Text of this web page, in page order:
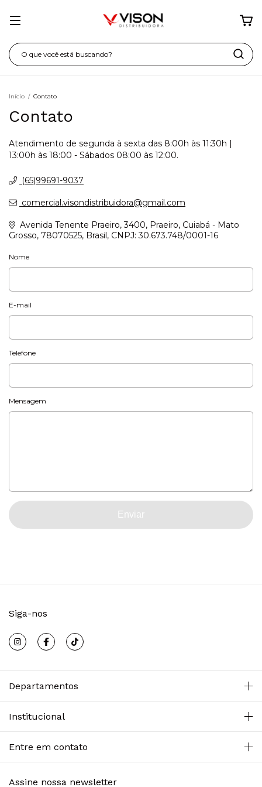
Início / Contato
Contato
Atendimento de segunda à sexta das 8:00h às 11:30h |
13:00h às 18:00 - Sábados 08:00 às 12:00.
(65)99691-9037
comercial.visondistribuidora@gmail.com
Avenida Tenente Praeiro, 3400, Praeiro, Cuiabá - Mato
Grosso, 78070525, Brasil, CNPJ: 30.673.748/0001-16
Nome
E-mail
Telefone
Mensagem
Enviar
Siga-nos
Departamentos
Institucional
Entre em contato
Assine nossa newsletter